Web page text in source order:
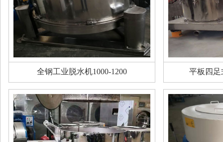
全钢工业脱水机1000-1200 平板四足